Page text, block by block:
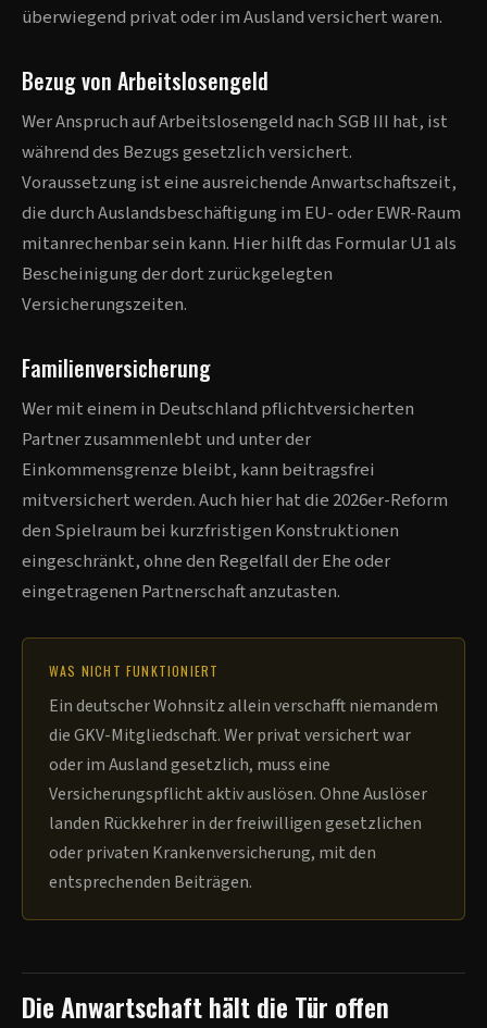
überwiegend privat oder im Ausland versichert waren.
Bezug von Arbeitslosengeld
Wer Anspruch auf Arbeitslosengeld nach SGB III hat, ist
während des Bezugs gesetzlich versichert.
Voraussetzung ist eine ausreichende Anwartschaftszeit,
die durch Auslandsbeschäftigung im EU- oder EWR-Raum
mitanrechenbar sein kann. Hier hilft das Formular U1 als
Bescheinigung der dort zurückgelegten
Versicherungszeiten.
Familienversicherung
Wer mit einem in Deutschland pflichtversicherten
Partner zusammenlebt und unter der
Einkommensgrenze bleibt, kann beitragsfrei
mitversichert werden. Auch hier hat die 2026er-Reform
den Spielraum bei kurzfristigen Konstruktionen
eingeschränkt, ohne den Regelfall der Ehe oder
eingetragenen Partnerschaft anzutasten.
WAS NICHT FUNKTIONIERT
Ein deutscher Wohnsitz allein verschafft niemandem
die GKV-Mitgliedschaft. Wer privat versichert war
oder im Ausland gesetzlich, muss eine
Versicherungspflicht aktiv auslösen. Ohne Auslöser
landen Rückkehrer in der freiwilligen gesetzlichen
oder privaten Krankenversicherung, mit den
entsprechenden Beiträgen.
Die Anwartschaft hält die Tür offen